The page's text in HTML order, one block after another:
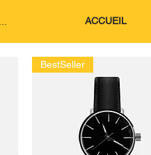
ACCUEIL
BestSeller